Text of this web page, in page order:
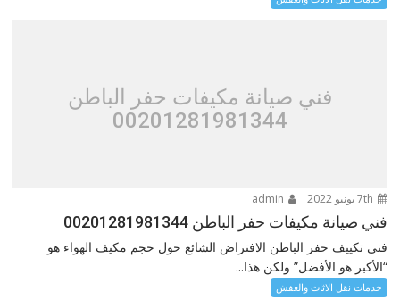
فني صيانة مكيفات حفر الباطن
00201281981344
فني صيانة مكيفات حفر الباطن 00201281981344
فني تكييف حفر الباطن الافتراض الشائع حول حجم مكيف الهواء هو
“الأكبر هو الأفضل” ولكن هذا...
خدمات نقل الاثاث والعفش